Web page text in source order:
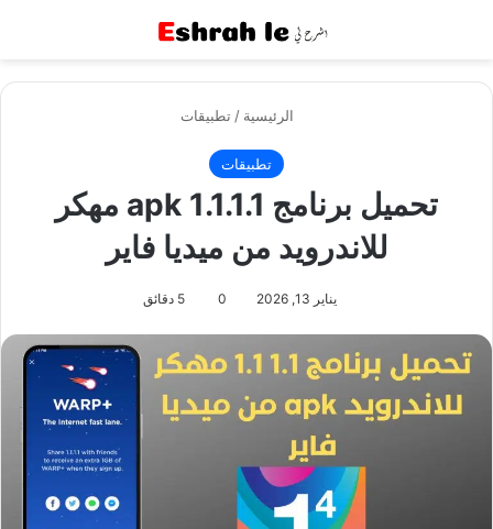
الرئيسية / تطبيقات
تطبيقات
تحميل برنامج 1.1.1.1 apk مهكر
للاندرويد من ميديا فاير
يناير 13, 2026 0 5 دقائق